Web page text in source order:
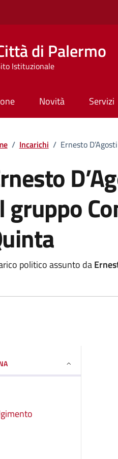
di Palermo
Istituzionale
Novità Servizi
/ Incarichi / Ernesto
gruppo
politico assunto da